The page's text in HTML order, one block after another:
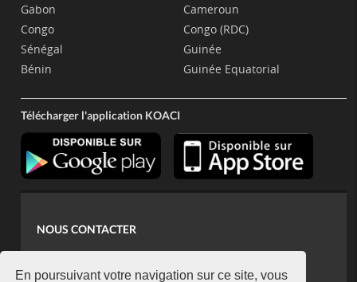
En poursuivant votre navigation sur ce site, vous
Gabon
Congo
Sénégal
Bénin
Cameroun
Congo (RDC)
Guinée
Guinée Equatorial
Télécharger l'application KOACI
NOUS CONTACTER